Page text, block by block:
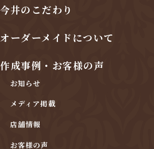
今井のこだわり
オーダーメイドについて
作成事例・お客様の声
お知らせ
メディア掲載
店舗情報
お客様の声